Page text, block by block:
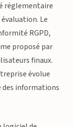
réglementaire
Le
RGPD,
proposé par
finaux.
évolue
des informations